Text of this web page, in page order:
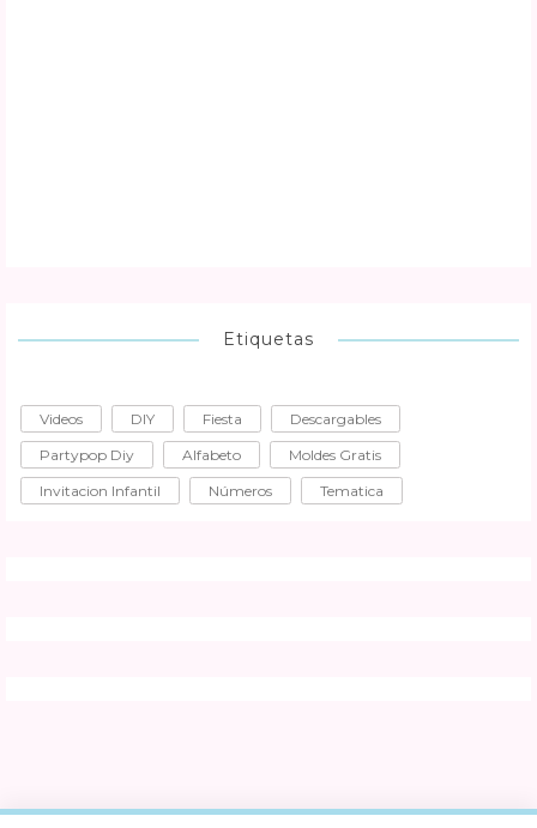
Etiquetas
Videos DIY Fiesta
Descargables
Partypop Diy
Alfabeto
Moldes Gratis
Invitacion Infantil
Números Tematica